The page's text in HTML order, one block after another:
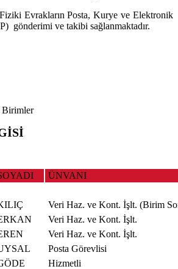
Evrakların Posta, Kurye ve Elektronik
gönderimi ve takibi sağlanmaktadır.
ÜNVANI
Veri Haz. ve Kont. İşlt. (Birim
Veri Haz. ve Kont. İşlt.
Veri Haz. ve Kont. İşlt.
Posta Görevlisi
Hizmetli